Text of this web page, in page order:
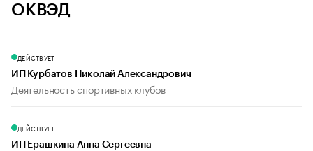
ОКВЭД
ДЕЙСТВУЕТ
ИП Курбатов Николай Александрович
Деятельность спортивных клубов
ДЕЙСТВУЕТ
ИП Ерашкина Анна Сергеевна